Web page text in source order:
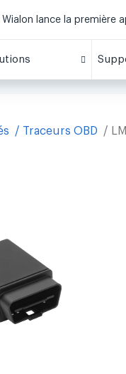
Wialon lance la première
Traceurs OBD